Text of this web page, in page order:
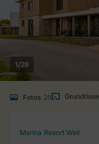
1/29
Fotos 26 Grundrisse
Marina Resort Well